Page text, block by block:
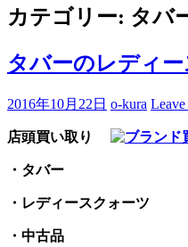
カテゴリー: タバ
タバーのレディ
2016年10月22日 o-kura Leave
店頭買い取り
・タバー
・レディースクォーツ
・中古品